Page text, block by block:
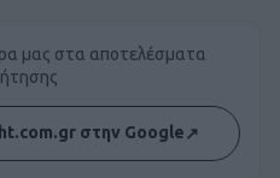
μας στα αποτελέσματα
στην Google↗